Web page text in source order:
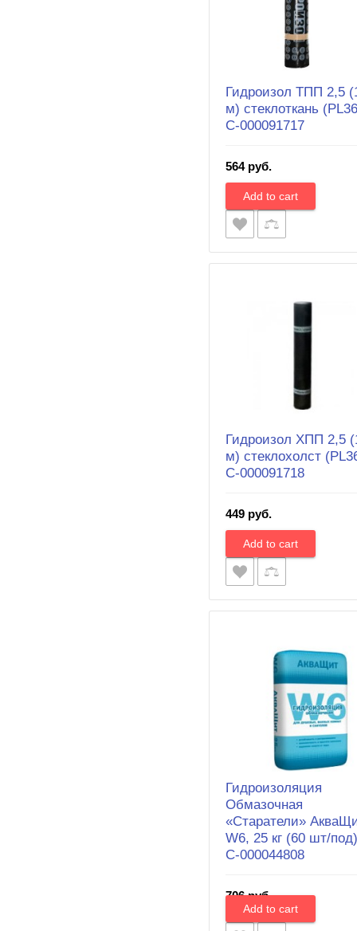
Гидроизол ТПП 2,5
м) стеклоткань
С-000091717
564 руб.
Гидроизол ХПП 2,5
м) стеклохолст
С-000091718
449 руб.
Гидроизоляция
Обмазочная
«Старатели»
W6, 25 кг (60 шт/
С-000044808
706 руб.